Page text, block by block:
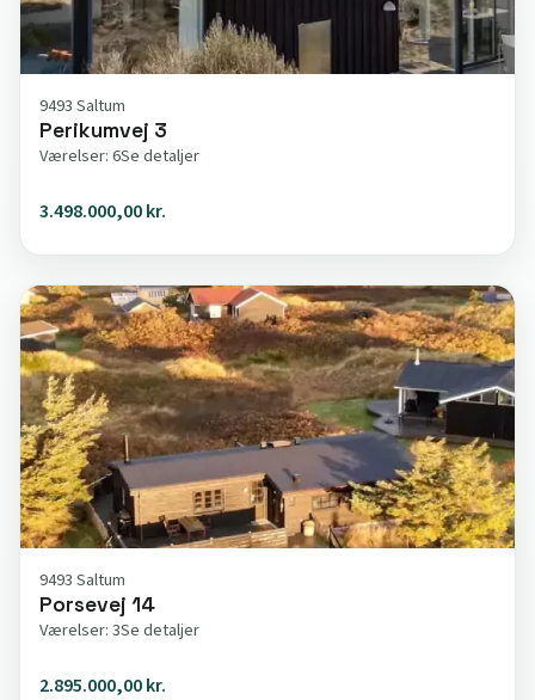
9493 Saltum
Perikumvej 3
Værelser: 6Se detaljer
3.498.000,00 kr.
9493 Saltum
Porsevej 14
Værelser: 3Se detaljer
2.895.000,00 kr.